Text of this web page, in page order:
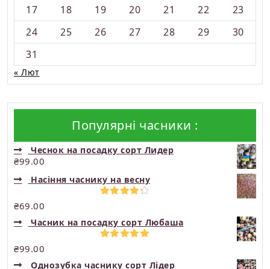
17
18 19 20 21 22
23
24
25 26 27 28 29
30
31
« Лют
Популярні часники :
Чеснок на посадку сорт Лидер
₴99.00
Насіння часнику на весну
5
₴69.00
Часник на посадку сорт Любаша
₴99.00
Однозубка часнику сорт Лідер